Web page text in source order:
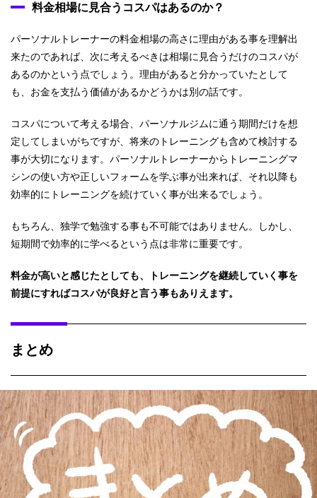
料金相場に見合うコスパはあるのか？
パーソナルトレーナーの料金相場の高さに理由がある事を理解出
来たのであれば、次に考えるべきは相場に見合うだけのコスパが
あるのかという点でしょう。理由があると分かっていたとして
も、お金を支払う価値があるかどうかは別の話です。
コスパについて考える場合、パーソナルジムに通う期間だけを想
定してしまいがちですが、将来のトレーニングも含めて検討する
事が大切になります。パーソナルトレーナーからトレーニングマ
シンの使い方や正しいフォームを学ぶ事が出来れば、それ以降も
効率的にトレーニングを続けていく事が出来るでしょう。
もちろん、独学で勉強する事も不可能ではありません。しかし、
短期間で効率的に学べるという点は非常に重要です。
料金が高いと感じたとしても、トレーニングを継続していく事を
前提にすればコスパが良好と言う事もありえます。
まとめ